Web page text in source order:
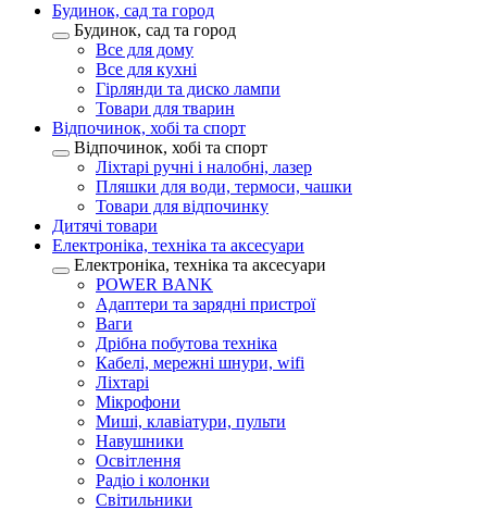
Будинок, сад та город
Будинок, сад та город
Все для дому
Все для кухні
Гірлянди та диско лампи
Товари для тварин
Відпочинок, хобі та спорт
Відпочинок, хобі та спорт
Ліхтарі ручні і налобні, лазер
Пляшки для води, термоси, чашки
Товари для відпочинку
Дитячі товари
Електроніка, техніка та аксесуари
Електроніка, техніка та аксесуари
POWER BANK
Адаптери та зарядні пристрої
Ваги
Дрібна побутова техніка
Кабелі, мережні шнури, wifi
Ліхтарі
Мікрофони
Миші, клавіатури, пульти
Навушники
Освітлення
Радіо і колонки
Світильники